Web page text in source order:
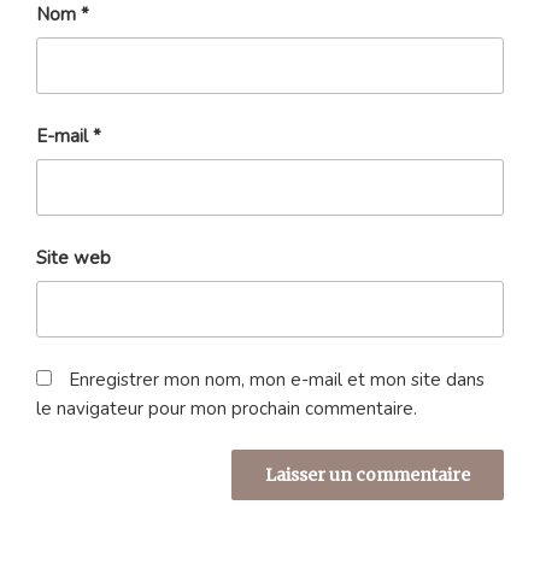
Nom *
E-mail*
Site web
Enregistrer mon nom, mon e-mail et mon site dans
le navigateur pour mon prochain commentaire.